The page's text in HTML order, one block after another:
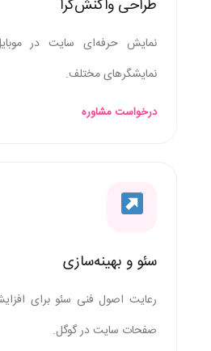
طراحی واکنش‌گرا
نمایش حرفه‌ای سایت در
نمایشگرهای مختلف.
درخواست مشاوره
سئو و بهینه‌سازی
رعایت اصول فنی سئو برای
صفحات سایت در گوگل.